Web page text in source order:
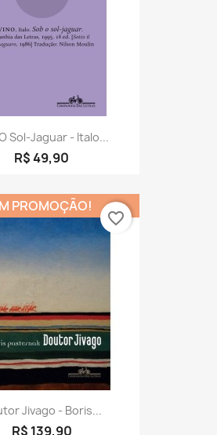
Sol-Jaguar - Italo...
R$ 49,90
Jivago - Boris...
R$ 139,90
PROMOÇÃO!
favorite_border